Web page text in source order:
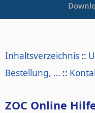
Inhaltsverzeichnis ::
Bestellung, … ::
ZOC Online